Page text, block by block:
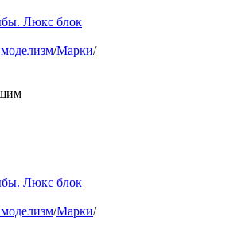
Люкс блок
/Марки/
Люкс блок
/Марки/